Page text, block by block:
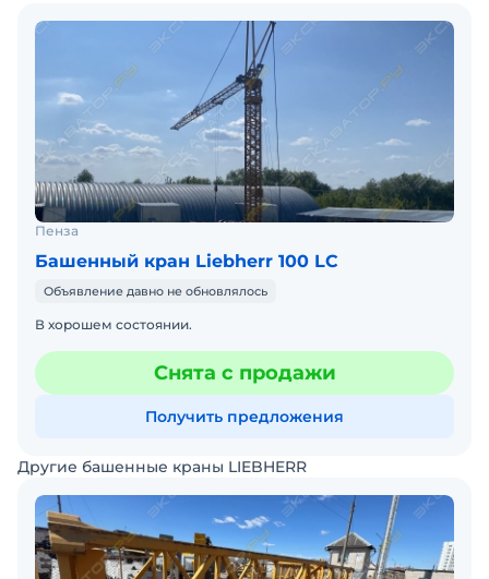
Пенза
Башенный кран Liebherr 100 LC
Объявление давно не обновлялось
В хорошем состоянии.
Снята с продажи
Получить предложения
Другие башенные краны LIEBHERR